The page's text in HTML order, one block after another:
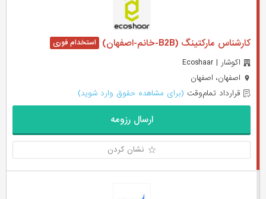
کارشناس مارکتینگ (B2B-خانم-اصفهان)
اکوشار | Ecoshaar
اصفهان، اصفهان
قرارداد تمام‌وقت (برای مشاهده حقوق وارد شوید)
ارسال رزومه
نشان کردن